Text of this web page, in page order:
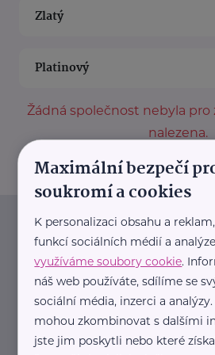
Zlatý
Platinový
Žádná společnost nebyla
nalezena.
Pravidelný přísun novinek,
podpora pro rodiče i sdílení
Newsletter webu
odběru a čtěte o tématech,
Maximální bezpečí
soukromí a cookies
K personalizaci obsahu a
funkcí sociálních médií a
využíváme soubory cookie.
náš web používáte, sdílíme se
sociální média, inzerci a
mohou zkombinovat s dalšími
jste jim poskytli nebo které